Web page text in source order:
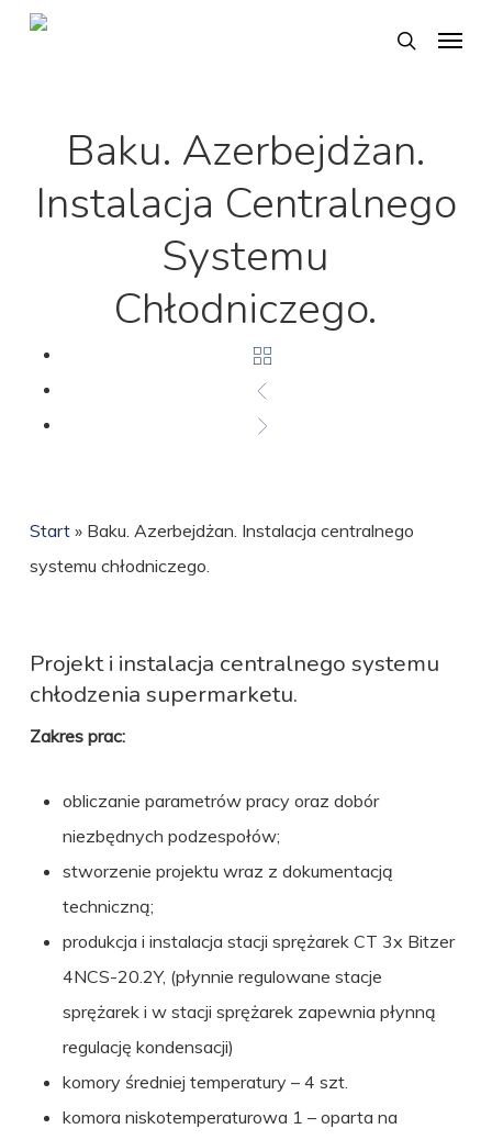
Skip
search
Menu
Baku. Azerbejdżan.
Instalacja Centralnego
Systemu
Chłodniczego.
Start» Baku. Azerbejdżan. Instalacja centralnego
systemu chłodniczego.
Projekt i instalacja centralnego systemu
chłodzenia supermarketu.
Zakres prac:
obliczanie parametrów pracy oraz dobór
niezbędnych podzespołów;
stworzenie projektu wraz z dokumentacją
techniczną;
produkcja i instalacja stacji sprężarek CT 3x Bitzer
4NCS-20.2Y, (płynnie regulowane stacje
sprężarek i w stacji sprężarek zapewnia płynną
regulację kondensacji)
komory średniej temperatury – 4 szt.
komora niskotemperaturowa 1 – oparta na